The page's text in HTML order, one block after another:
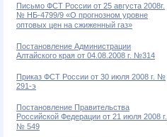
Письмо ФСТ России от 25 августа 2008г.
№ НБ-4799/9 «О прогнозном уровне
оптовых цен на сжиженный газ»
Постановление Администрации
Алтайского края от 04.08.2008 г. №314
Приказ ФСТ России от 30 июля 2008 г. №
291-э
Постановление Правительства
Российской Федерации от 21 июля 2008 г.
№ 549